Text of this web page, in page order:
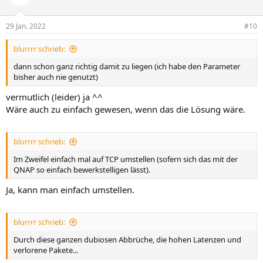
e
n
29 Jan. 2022 #10
blurrrr schrieb:
dann schon ganz richtig damit zu liegen (ich habe den Parameter
bisher auch nie genutzt)
vermutlich (leider) ja ^^
Wäre auch zu einfach gewesen, wenn das die Lösung wäre.
blurrrr schrieb:
Im Zweifel einfach mal auf TCP umstellen (sofern sich das mit der
QNAP so einfach bewerkstelligen lässt).
Ja, kann man einfach umstellen.
blurrrr schrieb:
Durch diese ganzen dubiosen Abbrüche, die hohen Latenzen und
verlorene Pakete...